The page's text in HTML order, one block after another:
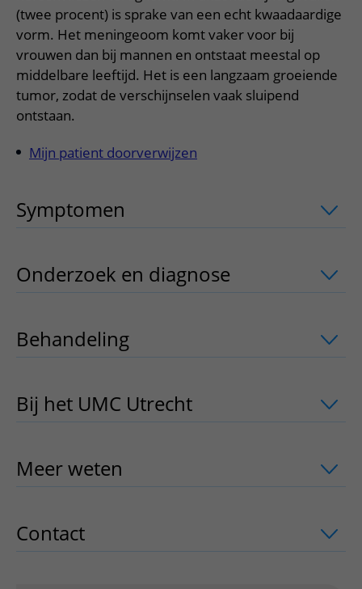
Het Wilhelmina Kinderziekenhuis
(twee procent) is sprake van een echt kwaadaardige
vorm. Het meningeoom komt vaker voor bij
vrouwen dan bij mannen en ontstaat meestal op
middelbare leeftijd. Het is een langzaam groeiende
tumor, zodat de verschijnselen vaak sluipend
ontstaan.
Mijn patient doorverwijzen
Symptomen uitklapper, klik om te
Onderzoek en diagnose uitklapper,
Behandeling uitklapper, klik om te
Bij het UMC Utrecht uitklapper, klik
Meer weten uitklapper, klik om te
Contact uitklapper, klik om te openen